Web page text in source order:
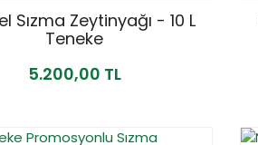
Sızma Zeytinyağı - 10 L
Teneke
5.200,00 TL